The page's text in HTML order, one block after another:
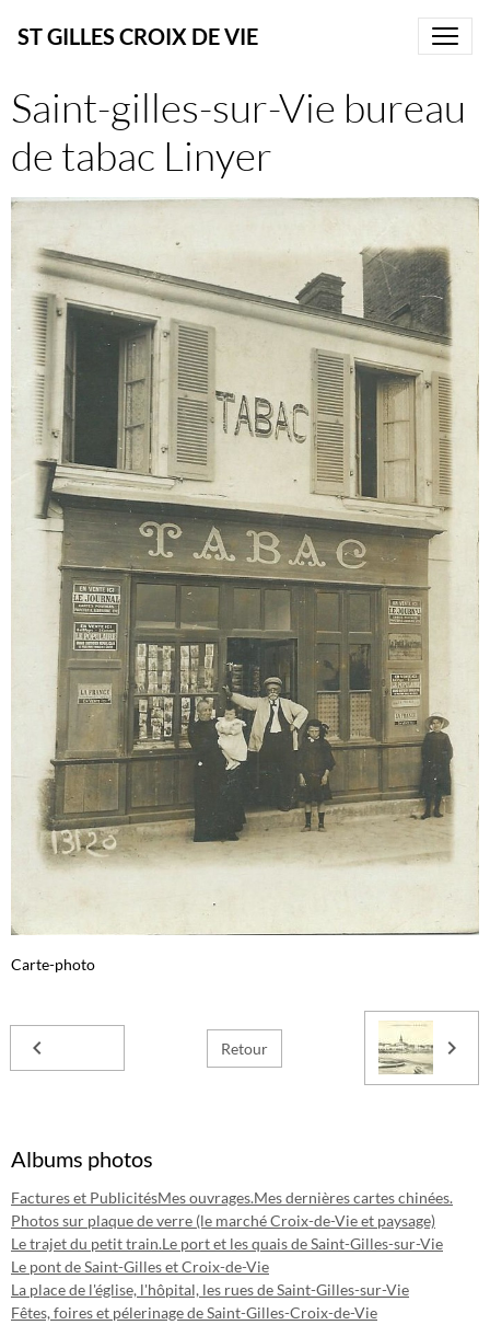
ST GILLES CROIX DE VIE
Saint-gilles-sur-Vie bureau
de tabac Linyer
Carte-photo
Retour
Albums photos
Factures et PublicitésMes ouvrages.Mes dernières cartes chinées.
Photos sur plaque de verre (le marché Croix-de-Vie et paysage)
Le trajet du petit train.Le port et les quais de Saint-Gilles-sur-Vie
Le pont de Saint-Gilles et Croix-de-Vie
La place de l'église, l'hôpital, les rues de Saint-Gilles-sur-Vie
Fêtes, foires et pélerinage de Saint-Gilles-Croix-de-Vie